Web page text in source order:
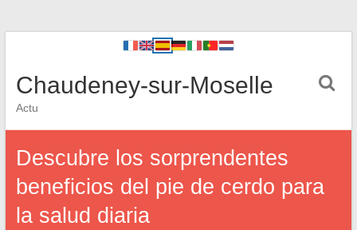
Chaudeney-sur-Moselle
Actu
Descubre los sorprendentes
beneficios del pie de cerdo para
la salud diaria